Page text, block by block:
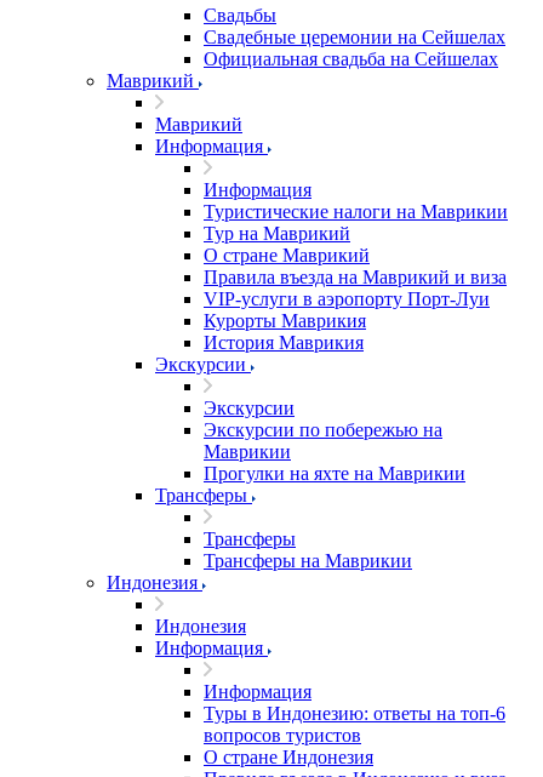
Свадьбы
Свадебные церемонии на Сейшелах
Официальная свадьба на Сейшелах
Маврикий
Маврикий
Информация
Информация
Туристические налоги на Маврикии
Тур на Маврикий
О стране Маврикий
Правила въезда на Маврикий и виза
VIP-услуги в аэропорту Порт-Луи
Курорты Маврикия
История Маврикия
Экскурсии
Экскурсии
Экскурсии по побережью на
Маврикии
Прогулки на яхте на Маврикии
Трансферы
Трансферы
Трансферы на Маврикии
Индонезия
Индонезия
Информация
Информация
Туры в Индонезию: ответы на топ-6
вопросов туристов
О стране Индонезия